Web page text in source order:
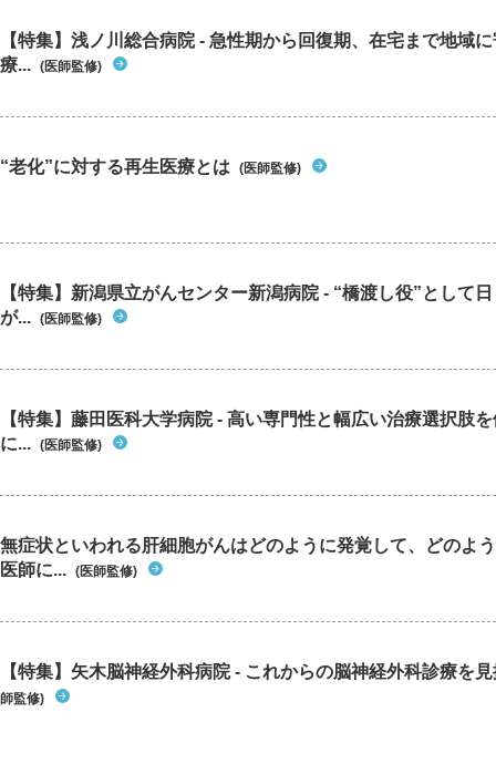
【特集】浅ノ川総合病院 - 急性期から回復期、在宅まで地域
療... (医師監修)
“老化”に対する再生医療とは (医師監修)
【特集】新潟県立がんセンター新潟病院 - “橋渡し役”として
が... (医師監修)
【特集】藤田医科大学病院 - 高い専門性と幅広い治療選択肢
に... (医師監修)
無症状といわれる肝細胞がんはどのように発覚して、どのよ
医師に... (医師監修)
【特集】矢木脳神経外科病院 - これからの脳神経外科診療を
師監修)